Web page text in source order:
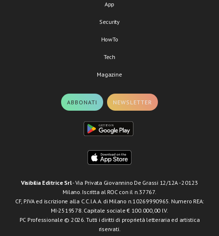
App
Security
HowTo
Tech
Magazine
ABBONATI NEWSLETTER
Visibilia Editrice Srl- Via Privata Giovannino De Grassi 12/12A - 20123
Milano. Iscritta al ROC con il n.37767.
CF, P.IVA ed iscrizione alla C.C.I.A.A. di Milano n.10269990965. Numero REA:
MI-2519578. Capitale sociale € 100.000,00 I.V.
PC Professionale © 2026. Tutti i diritti di proprietà letteraria ed artistica
riservati.